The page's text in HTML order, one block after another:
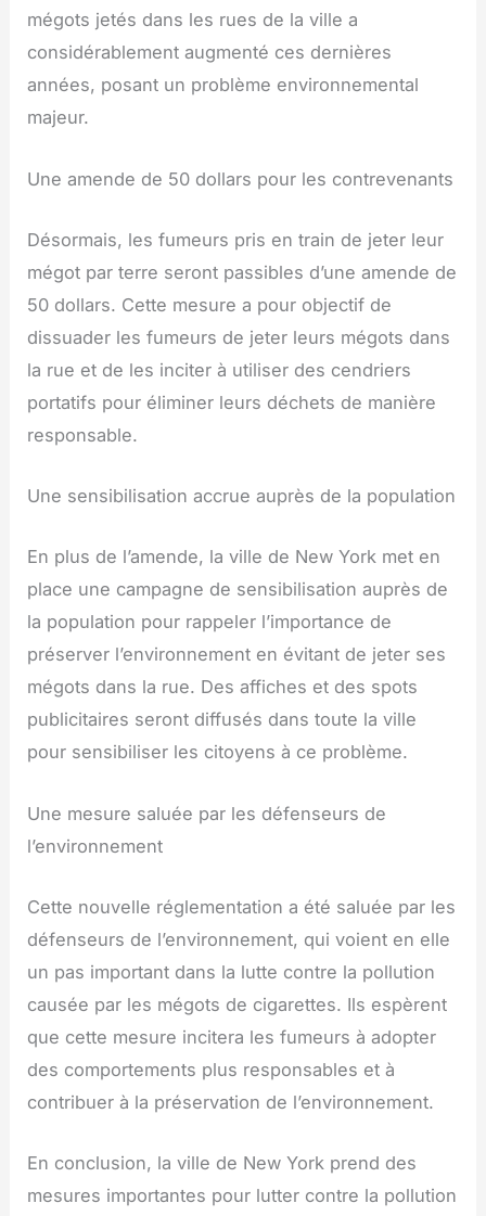
mégots jetés dans les rues de la ville a
considérablement augmenté ces dernières
années, posant un problème environnemental
majeur.
Une amende de 50 dollars pour les contrevenants
Désormais, les fumeurs pris en train de jeter leur
mégot par terre seront passibles d’une amende de
50 dollars. Cette mesure a pour objectif de
dissuader les fumeurs de jeter leurs mégots dans
la rue et de les inciter à utiliser des cendriers
portatifs pour éliminer leurs déchets de manière
responsable.
Une sensibilisation accrue auprès de la population
En plus de l’amende, la ville de New York met en
place une campagne de sensibilisation auprès de
la population pour rappeler l’importance de
préserver l’environnement en évitant de jeter ses
mégots dans la rue. Des affiches et des spots
publicitaires seront diffusés dans toute la ville
pour sensibiliser les citoyens à ce problème.
Une mesure saluée par les défenseurs de
l’environnement
Cette nouvelle réglementation a été saluée par les
défenseurs de l’environnement, qui voient en elle
un pas important dans la lutte contre la pollution
causée par les mégots de cigarettes. Ils espèrent
que cette mesure incitera les fumeurs à adopter
des comportements plus responsables et à
contribuer à la préservation de l’environnement.
En conclusion, la ville de New York prend des
mesures importantes pour lutter contre la pollution